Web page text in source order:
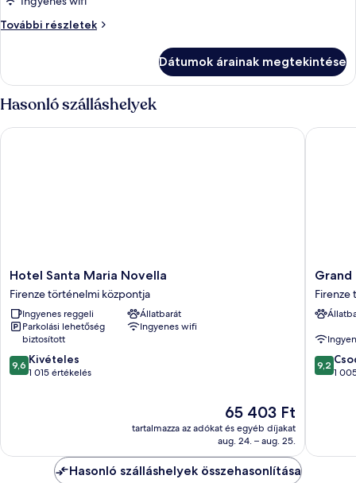
További részletek
Szoba
Dátumok árainak megtekintése
Hasonló szálláshelyek
Hotel
Santa
Maria
Novella
Firenze
történelmi
központja
Hotel Santa Maria Novella
Firenze történelmi központja
Ingyenes reggeli
Állatbarát
Parkolási lehetőség
biztosított
Ingyenes wifi
9.6
ennyiből:
9,6 Kivételes
1 015 értékelés
Az
ár
65 403 Ft
65 403 Ft
tartalmazza az adókat és egyéb díjakat
aug. 24. – aug. 25.
Hotel Santa Maria Novella
Grand
Hotel
Cavour
Firenze
Grand
Firenze
9.2
9,2
1
Grand
Hasonló szálláshelyek összehasonlítása